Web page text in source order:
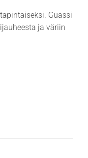
Guassi
ja väriin